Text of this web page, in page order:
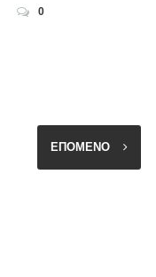
0
ΕΠΟΜΕΝΟ